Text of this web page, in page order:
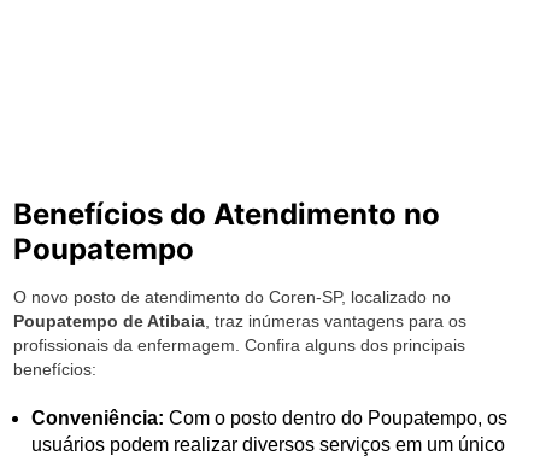
Benefícios do Atendimento no
Poupatempo
O novo posto de atendimento do Coren-SP, localizado no
Poupatempo de Atibaia , traz inúmeras vantagens para os
profissionais da enfermagem. Confira alguns dos principais
benefícios:
Conveniência: Com o posto dentro do Poupatempo, os
usuários podem realizar diversos serviços em um único